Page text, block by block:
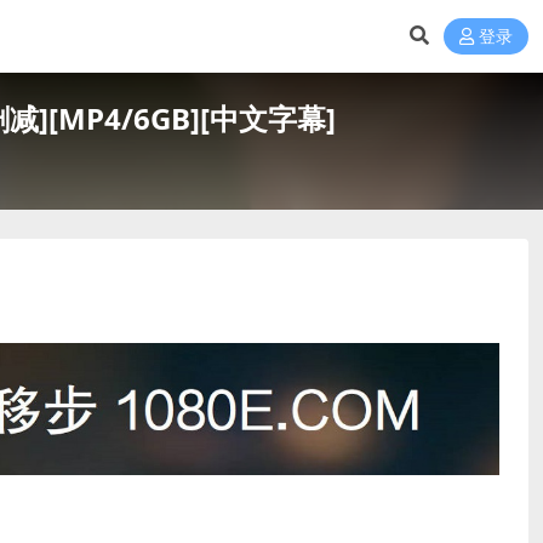
登录
][MP4/6GB][中文字幕]